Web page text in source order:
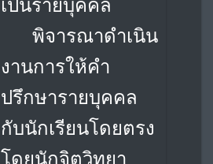
เป็นรายบุคคล
พิจารณาดำเนิน
งานการให้คำ
ปรึกษารายบุคคล
กับนักเรียนโดยตรง
โดยนักจิตวิทยา